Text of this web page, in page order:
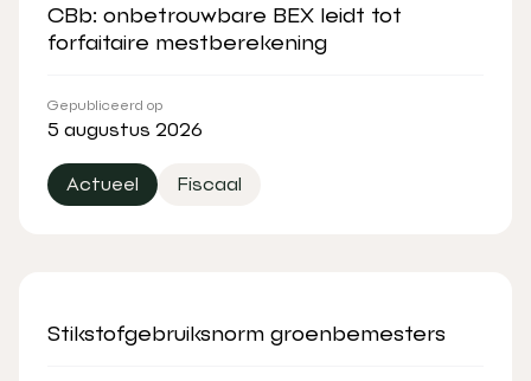
CBb: onbetrouwbare BEX leidt tot
forfaitaire mestberekening
Gepubliceerd op
5 augustus 2026
Actueel Fiscaal
Stikstofgebruiksnorm groenbemesters